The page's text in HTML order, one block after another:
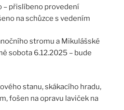
– přislíbeno provedení
na schůzce s vedením
stromu a Mikulášské
sobota 6.12.2025 – bude
stanu, skákacího hradu,
fošen na opravu laviček na